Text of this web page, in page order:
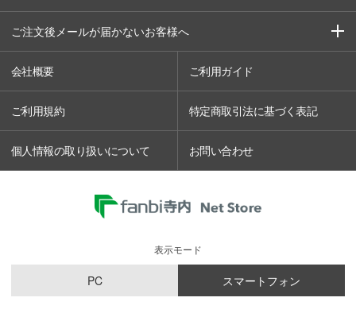
ご注文後メールが届かないお客様へ
会社概要 ご利用ガイド
ご利用規約 特定商取引法に基づく表記
個人情報の取り扱いについて お問い合わせ
表示モード
PC スマートフォン